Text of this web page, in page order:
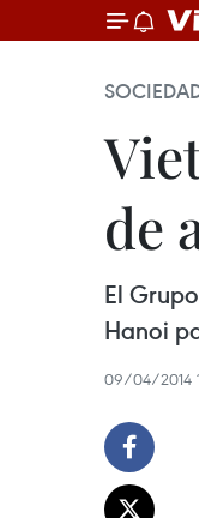
de
El
Hanoi
09/04/2014